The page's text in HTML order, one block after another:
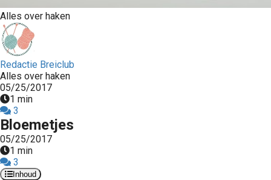
Alles over haken
Redactie Breiclub
Alles over haken
05/25/2017
1 min
3
Bloemetjes
05/25/2017
1 min
3
Inhoud